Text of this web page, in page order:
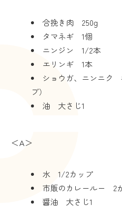
合挽き肉 250g
タマネギ 1個
ニンジン 1/2本
エリンギ 1本
ショウガ、ニンニク
ブ）
油 大さじ1
＜A＞
水 1/2カップ
市販のカレールー 2
醤油 大さじ1